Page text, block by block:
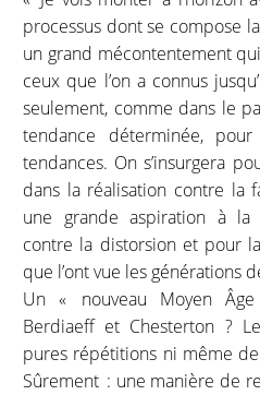
processus dont se compose
un grand mécontentement
ceux que l’on a connus
seulement, comme dans le
tendance déterminée,
tendances. On s’insurgera
dans la réalisation contre la
une grande aspiration à la
contre la distorsion et pour
que l’ont vue les générations
Un « nouveau Moyen
Berdiaeff et Chesterton ?
pures répétitions ni même
Sûrement : une manière de